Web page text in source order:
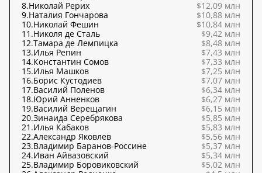
8.Николай Рерих
$12,09 млн
9.Наталия Гончарова
$10,88 млн
10.Николай Фешин
$10,84 млн
11.Николя де Сталь
$9,42 млн
12.Тамара де Лемпицка
$8,48 млн
13.Илья Репин
$7,43 млн
14.Константин Сомов
$7,33 млн
15.Илья Машков
$7,25 млн
16.Борис Кустодиев
$7,07 млн
17.Василий Поленов
$6,34 млн
18.Юрий Анненков
$6,27 млн
19.Василий Верещагин
$6,15 млн
20.Зинаида Серебрякова
$5,85 млн
21.Илья Кабаков
$5,83 млн
22.Александр Яковлев
$5,56 млн
23.Владимир Баранов-Россине
$5,37 млн
24.Иван Айвазовский
$5,34 млн
25.Владимир Боровиковский
$5,02 млн